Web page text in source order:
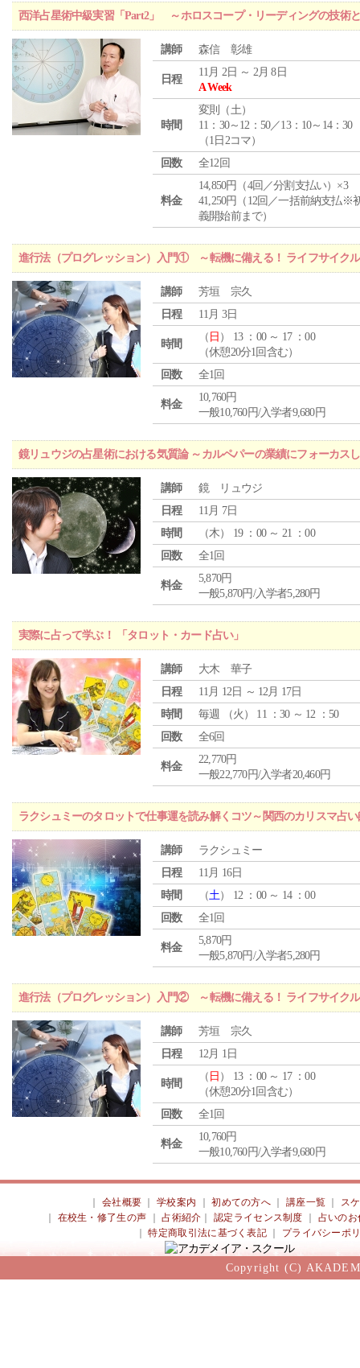
西洋占星術中級実習「Part2」 ～ホロスコープ・リーディングの技術
講師 森信 彰雄
日程
11月 2日 ～ 2月 8日
A Week
時間
変則（土）
11：30～12：50／13：10～14：30
（1日2コマ）
回数
全12回
料金
14,850円（4回／分割支払い）×3
41,250円（12回／一括前納支払※
義開始前まで）
進行法（プログレッション）入門① ～転機に備える！ ライフサイク
講師
芳垣 宗久
日程
11月 3日
時間
（ 日 ） 13 ：00 ～ 17 ：00
（休憩20分1回含む）
回数
全1回
料金
10,760円
一般10,760円/入学者9,680円
鏡リュウジの占星術における気質論 ～カルペパーの業績にフォーカス
講師
鏡 リュウジ
日程
11月 7日
時間
（木） 19 ：00 ～ 21 ：00
回数
全1回
料金
5,870円
一般5,870円/入学者5,280円
実際に占って学ぶ！ 「タロット・カード占い」
講師
大木 華子
日程
11月 12日 ～ 12月 17日
時間
毎週 （火 ） 11 ：30 ～ 12 ：50
回数
全6回
料金
22,770円
一般22,770円/入学者20,460円
ラクシュミーのタロットで仕事運を読み解くコツ～関西のカリスマ占
講師
ラクシュミー
日程
11月 16日
時間
（土） 12 ：00 ～ 14 ：00
回数
全1回
料金
5,870円
一般5,870円/入学者5,280円
進行法（プログレッション）入門② ～転機に備える！ ライフサイク
講師
芳垣 宗久
日程
12月 1日
時間
（ 日 ） 13 ：00 ～ 17 ：00
（休憩20分1回含む）
回数
全1回
料金
10,760円
一般10,760円/入学者9,680円
会社概要 ｜学校案内 ｜初めての方へ 講座一覧
ス
在校生・修了生の声 ｜占術紹介 ｜認定ライセンス制度
占いのお
｜特定商取引法に基づく表記 プライバシーポ
Copyright (C)